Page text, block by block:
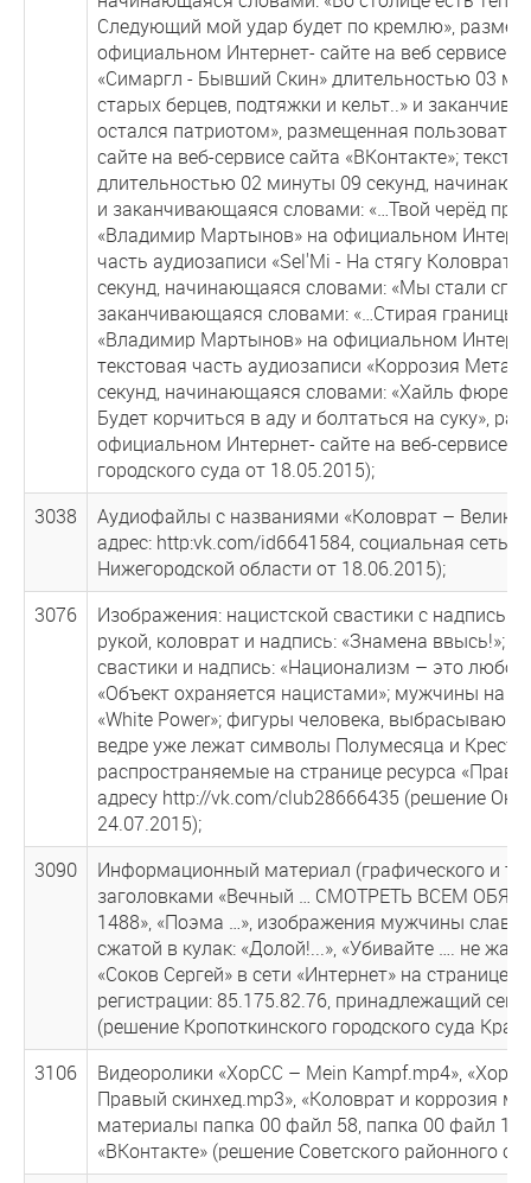
Следующий мой удар будет по кремлю»,
официальном Интернет- сайте на веб сервисе
«Симаргл - Бывший Скин» длительностью 03
старых берцев, подтяжки и кельт..» и
остался патриотом», размещенная
сайте на веб-сервисе сайта «ВКонтакте»;
длительностью 02 минуты 09 секунд,
и заканчивающаяся словами: «…Твой черёд
«Владимир Мартынов» на официальном
часть аудиозаписи «Sel'Mi - На стягу
секунд, начинающаяся словами: «Мы стали
заканчивающаяся словами: «…Стирая
«Владимир Мартынов» на официальном
текстовая часть аудиозаписи «Коррозия
секунд, начинающаяся словами: «Хайль
Будет корчиться в аду и болтаться на суку»,
официальном Интернет- сайте на веб-сервисе
городского суда от 18.05.2015);
3038
Аудиофайлы с названиями «Коловрат –
адрес: http:vk.com/id6641584, социальная сеть
Нижегородской области от 18.06.2015);
3076
Изображения: нацистской свастики с
рукой, коловрат и надпись: «Знамена ввысь!»;
свастики и надпись: «Национализм – это
«Объект охраняется нацистами»; мужчины на
«White Power»; фигуры человека,
ведре уже лежат символы Полумесяца и
распространяемые на странице ресурса
адресу http://vk.com/club28666435 (решение
24.07.2015);
3090
Информационный материал (графического и
заголовками «Вечный … СМОТРЕТЬ ВСЕМ
1488», «Поэма …», изображения мужчины
сжатой в кулак: «Долой!...», «Убивайте …. не
«Соков Сергей» в сети «Интернет» на странице
регистрации: 85.175.82.76, принадлежащий
(решение Кропоткинского городского суда
3106
Видеоролики «ХорСС – Mein Kampf.mp4»,
Правый скинхед.mp3», «Коловрат и коррозия
материалы папка 00 файл 58, папка 00 файл
«ВКонтакте» (решение Советского районного